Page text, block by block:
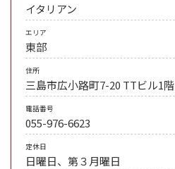
イタリアン
エリア
東部
住所
三島市広小路町7-20 TTビル1階
電話番号
055-976-6623
定休日
日曜日、第３月曜日